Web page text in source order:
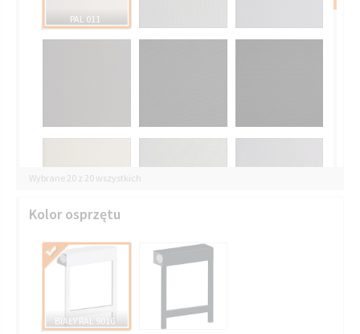
PAL 011
Wybrane 20 z 20 wszystkich
Kolor osprzętu
BIAŁY RAL 9016